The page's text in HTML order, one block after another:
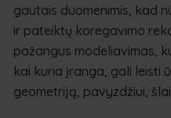
gautais duomenimis, kad
ir pateiktų koregavimo
pažangus modeliavimas,
kai kuria įranga, gali leisti
geometriją, pavyzdžiui,